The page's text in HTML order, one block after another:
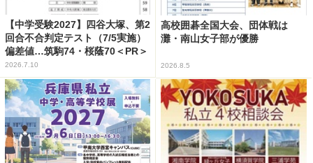
【中学受験2027】四谷大塚、第2
回合不合判定テスト（7/5実施）
偏差値…筑駒74・桜蔭70＜PR＞
2026.7.10
高校囲碁全国大会、団体戦は
灘・南山女子部が優勝
2026.8.5